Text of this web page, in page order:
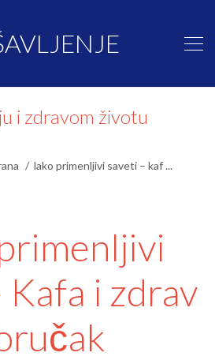
i zdravom životu
lako primenljivi saveti – kaf ...
Kafa i zdrav